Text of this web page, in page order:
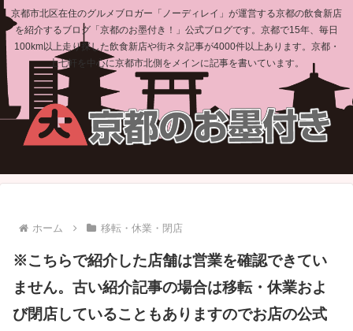
京都市北区在住のグルメブロガー「ノーディレイ」が運営する京都の飲食新店
を紹介するブログ「京都のお墨付き！」公式ブログです。京都で15年、毎日
100km以上走り探した飲食新店や街ネタ記事が4000件以上あります。京都・
上七軒を中心に京都市北側をメインに記事を書いています。
ホーム 移転・休業・閉店
※こちらで紹介した店舗は営業を確認できてい
ません。古い紹介記事の場合は移転・休業およ
び閉店していることもありますのでお店の公式